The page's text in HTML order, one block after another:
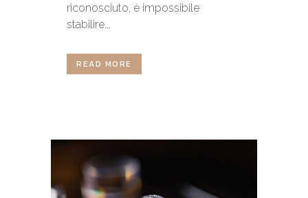
riconosciuto, è impossibile
stabilire...
READ MORE